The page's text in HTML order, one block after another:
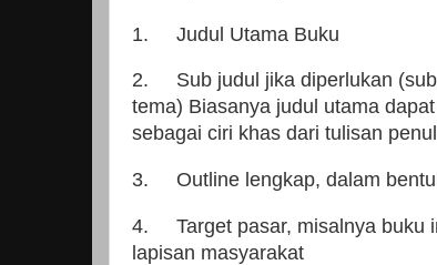
1. Judul Utama Buku
2.
Sub judul jika diperlukan
tema) Biasanya judul utama
sebagai ciri khas dari tulisan
3. Outline lengkap, dalam
4.
Target pasar, misalnya buku
lapisan masyarakat